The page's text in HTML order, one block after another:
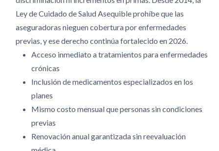
Ley de Cuidado de Salud Asequible prohíbe que las
aseguradoras nieguen cobertura por enfermedades
previas, y ese derecho continúa fortalecido en 2026.
Acceso inmediato a tratamientos para enfermedades
crónicas
Inclusión de medicamentos especializados en los
planes
Mismo costo mensual que personas sin condiciones
previas
Renovación anual garantizada sin reevaluación